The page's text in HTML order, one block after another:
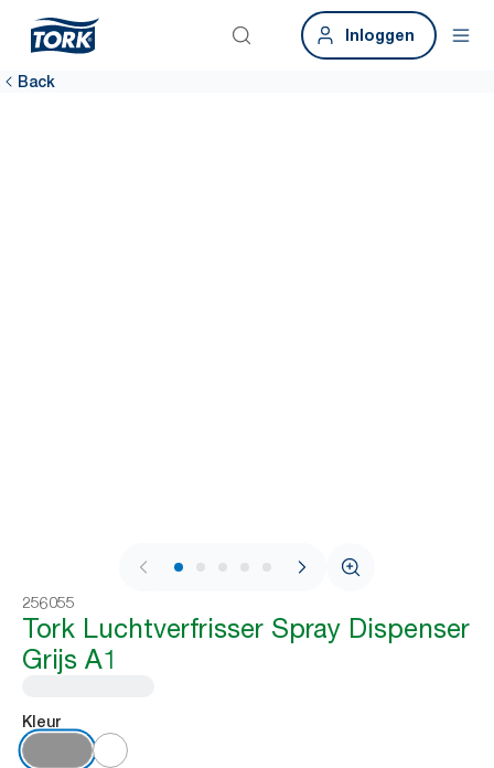
Inloggen
Back
1 / 5
256055
Tork Luchtverfrisser Spray Dispenser
Grijs A1
Kleur